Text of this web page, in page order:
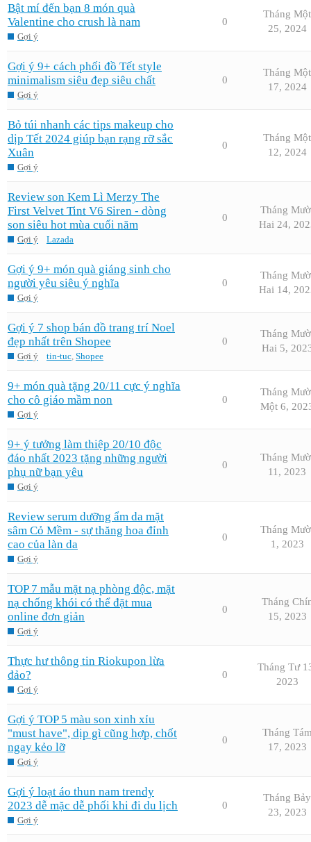
Bật mí đến bạn 8 món quà
Valentine cho crush là nam
Gợi ý
0
Tháng Một
25, 2024
Gợi ý 9+ cách phối đồ Tết style
minimalism siêu đẹp siêu chất
Gợi ý
0
Tháng Một
17, 2024
Bỏ túi nhanh các tips makeup cho
dịp Tết 2024 giúp bạn rạng rỡ sắc
Xuân
Gợi ý
0
Tháng Một
12, 2024
Review son Kem Lì Merzy The
First Velvet Tint V6 Siren - dòng
son siêu hot mùa cuối năm
Gợi ý Lazada
0
Tháng
Hai 24,
Gợi ý 9+ món quà giáng sinh cho
người yêu siêu ý nghĩa
Gợi ý
0
Tháng
Hai 14,
Gợi ý 7 shop bán đồ trang trí Noel
đẹp nhất trên Shopee
Gợi ý tin-tuc, Shopee
0
Tháng
Hai 5,
9+ món quà tặng 20/11 cực ý nghĩa
cho cô giáo mầm non
Gợi ý
0
Tháng
Một 6,
9+ ý tưởng làm thiệp 20/10 độc
đáo nhất 2023 tặng những người
phụ nữ bạn yêu
Gợi ý
0
Tháng
11, 2023
Review serum dưỡng ẩm da mặt
sâm Cỏ Mềm - sự thăng hoa đỉnh
cao của làn da
Gợi ý
0
Tháng
1, 2023
TOP 7 mẫu mặt nạ phòng độc, mặt
nạ chống khói có thể đặt mua
online đơn giản
Gợi ý
0
Tháng
15, 2023
Thực hư thông tin Riokupon lừa
đảo?
Gợi ý
0
Tháng Tư
2023
Gợi ý TOP 5 màu son xinh xỉu
"must have", dịp gì cũng hợp, chốt
ngay kẻo lỡ
Gợi ý
0
Tháng
17, 2023
Gợi ý loạt áo thun nam trendy
2023 dễ mặc dễ phối khi đi du lịch
Gợi ý
0
Tháng Bảy
23, 2023